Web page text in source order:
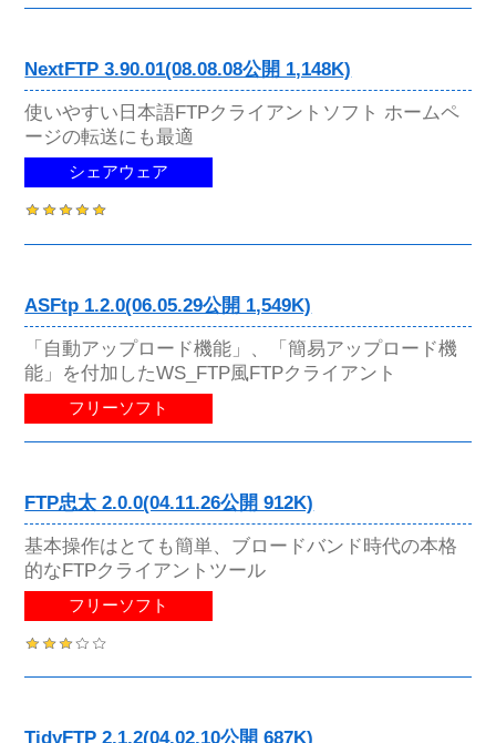
NextFTP 3.90.01(08.08.08公開 1,148K)
使いやすい日本語FTPクライアントソフト ホームペ
ージの転送にも最適
シェアウェア
ASFtp 1.2.0(06.05.29公開 1,549K)
「自動アップロード機能」、「簡易アップロード機
能」を付加したWS_FTP風FTPクライアント
フリーソフト
FTP忠太 2.0.0(04.11.26公開 912K)
基本操作はとても簡単、ブロードバンド時代の本格
的なFTPクライアントツール
フリーソフト
TidyFTP 2.1.2(04.02.10公開 687K)